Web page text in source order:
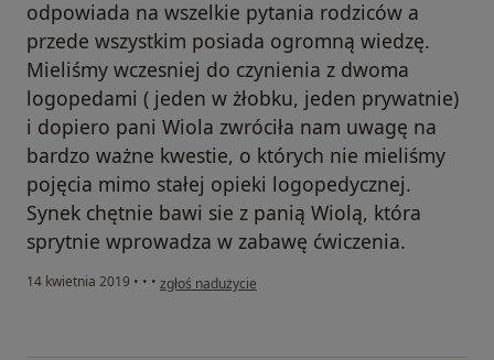
odpowiada na wszelkie pytania rodziców a
przede wszystkim posiada ogromną wiedzę.
Mieliśmy wczesniej do czynienia z dwoma
logopedami ( jeden w żłobku, jeden prywatnie)
i dopiero pani Wiola zwróciła nam uwagę na
bardzo ważne kwestie, o których nie mieliśmy
pojęcia mimo stałej opieki logopedycznej.
Synek chętnie bawi sie z panią Wiolą, która
sprytnie wprowadza w zabawę ćwiczenia.
14 kwietnia 2019 • • • w opinii użytkownika Ewelina
zgłoś nadużycie